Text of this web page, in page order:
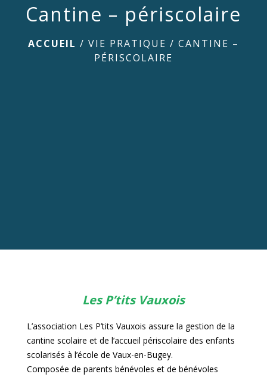
Cantine – périscolaire
ACCUEIL / VIE PRATIQUE / CANTINE –
PÉRISCOLAIRE
Les P’tits Vauxois
L’association Les P’tits Vauxois assure la gestion de la
cantine scolaire et de l’accueil périscolaire des enfants
scolarisés à l’école de Vaux-en-Bugey.
Composée de parents bénévoles et de bénévoles